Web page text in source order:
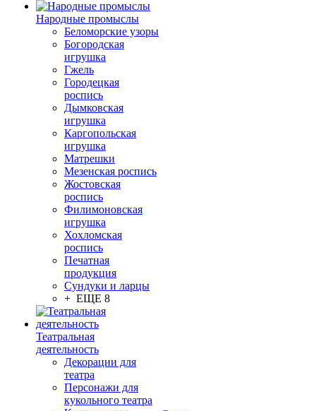
Народные промыслы
Беломорские узоры
Богородская
игрушка
Гжель
Городецкая
роспись
Дымковская
игрушка
Каргопольская
игрушка
Матрешки
Мезенская роспись
Жостовская
роспись
Филимоновская
игрушка
Хохломская
роспись
Печатная
продукция
Сундуки и ларцы
+ ЕЩЕ 8
Театральная
деятельность
Декорации для
театра
Персонажи для
кукольного театра